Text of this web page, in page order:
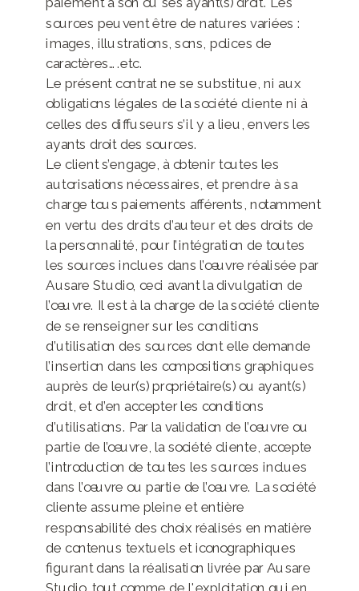
paiement à son ou ses ayant(s) droit. Les
sources peuvent être de natures variées :
images, illustrations, sons, polices de
caractères….etc.
Le présent contrat ne se substitue, ni aux
obligations légales de la société cliente ni à
celles des diffuseurs s’il y a lieu, envers les
ayants droit des sources.
Le client s’engage, à obtenir toutes les
autorisations nécessaires, et prendre à sa
charge tous paiements afférents, notamment
en vertu des droits d’auteur et des droits de
la personnalité, pour l’intégration de toutes
les sources inclues dans l’œuvre réalisée par
Ausare Studio, ceci avant la divulgation de
l’œuvre. Il est à la charge de la société cliente
de se renseigner sur les conditions
d’utilisation des sources dont elle demande
l’insertion dans les compositions graphiques
auprès de leur(s) propriétaire(s) ou ayant(s)
droit, et d’en accepter les conditions
d’utilisations. Par la validation de l’œuvre ou
partie de l’œuvre, la société cliente, accepte
l’introduction de toutes les sources inclues
dans l’œuvre ou partie de l’œuvre. La société
cliente assume pleine et entière
responsabilité des choix réalisés en matière
de contenus textuels et iconographiques
figurant dans la réalisation livrée par Ausare